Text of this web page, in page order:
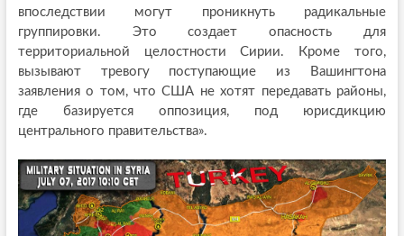
впоследствии могут проникнуть радикальные
группировки. Это создает опасность для
территориальной целостности Сирии. Кроме того,
вызывают тревогу поступающие из Вашингтона
заявления о том, что США не хотят передавать районы,
где базируется оппозиция, под юрисдикцию
центрального правительства».